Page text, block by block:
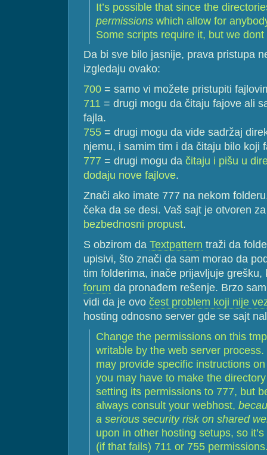
It’s possible that since the
permissionswhich allow for
Some scripts require it, but we
Da bi sve bilo jasnije, prava pristupa
izgledaju ovako:
700= samo vi možete pristupiti
711 = drugi mogu da čitaju fajove ali
fajla.
755= drugi mogu da vide sadržaj
njemu, i samim tim i da čitaju bilo koji
777 = drugi mogu da čitaju i pišu u
dodaju nove fajlove.
Znači ako imate 777 na nekom
čeka da se desi. Vaš sajt je otvoren
bezbednosni propust.
S obzirom da Textpattern traži da
upisivi, što znači da sam morao da
tim folderima, inače prijavljuje
forum da pronađem rešenje. Brzo
vidi da je ovo čest problem koji nije
hosting odnosno server gde se sajt
Change the permissions on this
writable by the web server
may provide specific instructions
you may have to make the directory
setting its permissions to 777, but
always consult your webhost,
a serious security risk on shared
upon in other hosting setups, so
(if that fails) 711 or 755